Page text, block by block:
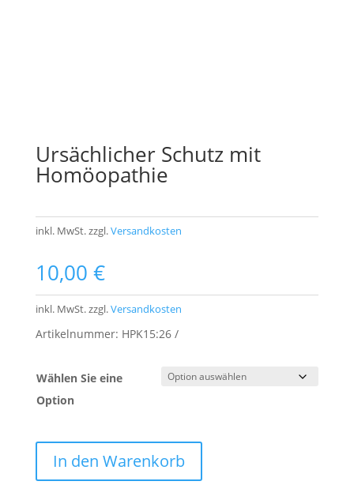
Ursächlicher Schutz mit
Homöopathie
inkl. MwSt.zzgl.Versandkosten
10,00 €
inkl. MwSt.zzgl.Versandkosten
Artikelnummer: HPK15:26
Wählen Sie eine
Option
In den Warenkorb